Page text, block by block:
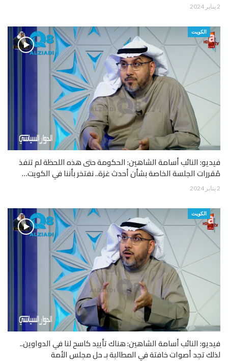
2 يناير 2024
الكويت
فيديو: النائب أسامة الشاهين: الحكومة حتى هذه اللحظة لم تنفذ
مُقررات الجلسة الخاصة بشأن أحدث غزة.. نفتخر بأننا في الكويت…
2 يناير 2024
الكويت
فيديو: النائب أسامة الشاهين: هناك تأييد كاسح لنا في الدواوين..
لذلك تجد أصوات خافتة في المطالبة بـ حل مجلس الأمة